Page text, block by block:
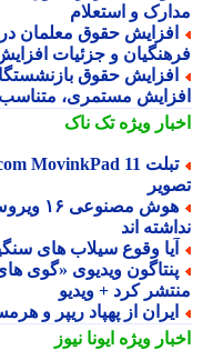
و استعلام
و جزئیات افزایش
مستمری، متناسب
ویژهتک ناک
هوش
اند
وقوع سیلاب های سنگین
ویدیوی «گوی های
کرد + ویدیو
از پهپاد ریپر و
ویژهایونا نیوز